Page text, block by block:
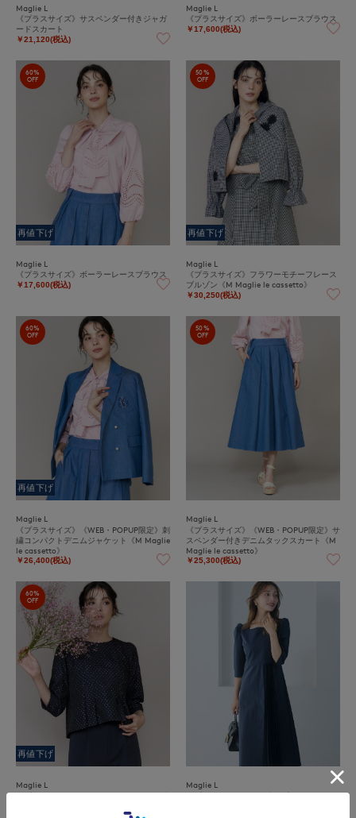
Maglie L
《プラスサイズ》サスペンダー付きジャガ
ードスカート
￥21,120(税込)
Maglie L
《プラスサイズ》ボーラーレースブラウス
￥17,600(税込)
60%
OFF
再値下げ
Maglie L
《プラスサイズ》ボーラーレースブラウス
￥17,600(税込)
50%
OFF
再値下げ
Maglie L
《プラスサイズ》フラワーモチーフレース
ブルゾン《M Maglie le cassetto》
￥30,250(税込)
60%
OFF
再値下げ
Maglie L
《プラスサイズ》《WEB・POPUP限定》刺
繍コンパクトデニムジャケット《M Maglie
le cassetto》
￥26,400(税込)
50%
OFF
Maglie L
《プラスサイズ》《WEB・POPUP限定》サ
スペンダー付きデニムタックスカート《M
Maglie le cassetto》
￥25,300(税込)
60%
OFF
再値下げ
Maglie L
《プラスサイズ》ラメドットジャガードブ
Maglie L
《プラスサイズ》ハレ映えプリーツワンピ